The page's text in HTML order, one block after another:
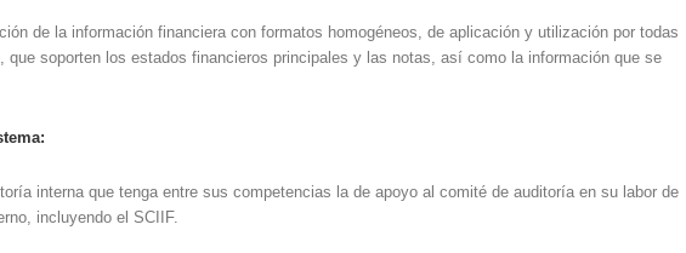
de la información financiera con formatos homogéneos, de aplicación y utilización por todas
que soporten los estados financieros principales y las notas, así como la información que se
interna que tenga entre sus competencias la de apoyo al comité de auditoría en su labor de
incluyendo el SCIIF.